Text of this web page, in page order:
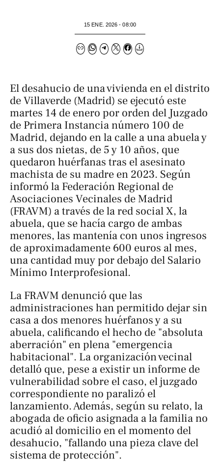
15 ENE. 2026 - 08:00
El desahucio de una vivienda en el distrito
de Villaverde (Madrid) se ejecutó este
martes 14 de enero por orden del Juzgado
de Primera Instancia número 100 de
Madrid, dejando en la calle a una abuela y
a sus dos nietas, de 5 y 10 años, que
quedaron huérfanas tras el asesinato
machista de su madre en 2023. Según
informó la Federación Regional de
Asociaciones Vecinales de Madrid
(FRAVM) a través de la red social X, la
abuela, que se hacía cargo de ambas
menores, las mantenía con unos ingresos
de aproximadamente 600 euros al mes,
una cantidad muy por debajo del Salario
Mínimo Interprofesional.
La FRAVM denunció que las
administraciones han permitido dejar sin
casa a dos menores huérfanos y a su
abuela, calificando el hecho de "absoluta
aberración" en plena "emergencia
habitacional". La organización vecinal
detalló que, pese a existir un informe de
vulnerabilidad sobre el caso, el juzgado
correspondiente no paralizó el
lanzamiento. Además, según su relato, la
abogada de oficio asignada a la familia no
acudió al domicilio en el momento del
desahucio, "fallando una pieza clave del
sistema de protección".